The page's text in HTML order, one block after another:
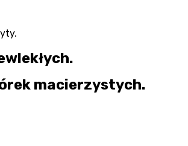
macierzystych.